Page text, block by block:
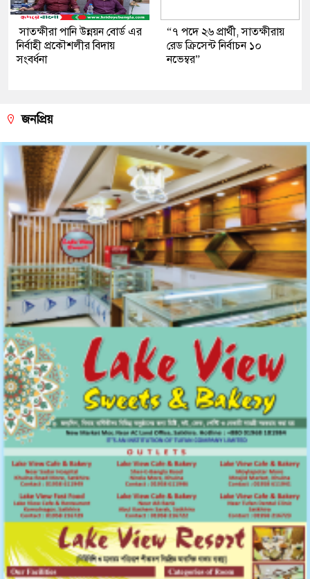
সাতক্ষীরা পানি উন্নয়ন বোর্ড এর
নির্বাহী প্রকৌশলীর বিদায়
সংবর্ধনা
“৭ পদে ২৬ প্রার্থী, সাতক্ষীরায়
রেড ক্রিসেন্ট নির্বাচন ১০
নভেম্বর”
জনপ্রিয়